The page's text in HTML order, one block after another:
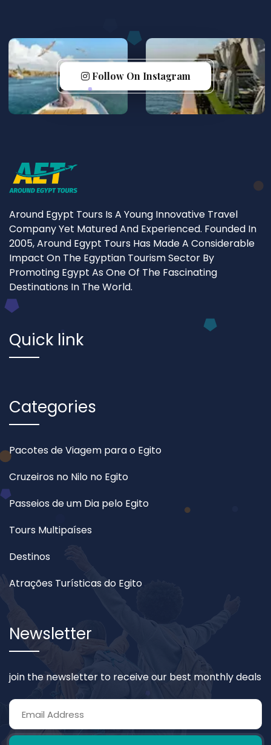
Follow On Instagram
Around Egypt Tours Is A Young Innovative Travel
Company Yet Matured And Experienced. Founded In
2005, Around Egypt Tours Has Made A Considerable
Impact On The Egyptian Tourism Sector By
Promoting Egypt As One Of The Fascinating
Destinations In The World.
Quick link
Categories
Pacotes de Viagem para o Egito
Cruzeiros no Nilo no Egito
Passeios de um Dia pelo Egito
Tours Multipaíses
Destinos
Atrações Turísticas do Egito
Newsletter
join the newsletter to receive our best monthly deals